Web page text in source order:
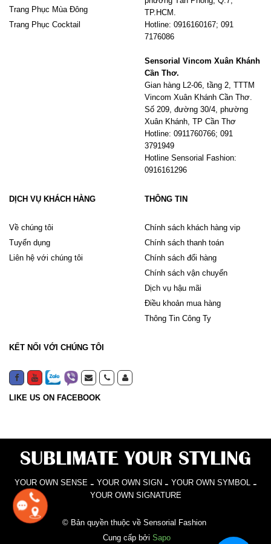
Trang Phục Mùa Đông
Trang Phục Cocktail
TP.HCM.
Hotline: 0916160167; 091
7176086
Sensorial Vincom Xuân Khánh
Cần Thơ.
Gian hàng L2-06, tầng 2, TTTM
Vincom Xuân Khánh Cần Thơ.
Số 209, đường 30/4, phường
Xuân Khánh, TP Cần Thơ
Hotline: 0911760766; 091
3791949
Hotline Sensorial Fashion:
0916161296
DỊCH VỤ KHÁCH HÀNG
Về chúng tôi
Tuyển dụng
Liên hệ với chúng tôi
THÔNG TIN
Chính sách khách hàng vip
Chính sách thanh toán
Chính sách đổi hàng
Chính sách vận chuyển
Dịch vụ hậu mãi
Điều khoản mua hàng
Thông Tin Công Ty
KẾT NỐI VỚI CHÚNG TÔI
LIKE US ON FACEBOOK
SUBLIMATE YOUR STYLING
YOUR OWN SENSE - YOUR OWN SIGN - YOUR OWN SYMBOL -
YOUR OWN SIGNATURE
© Bản quyền thuộc về Sensorial Fashion
Cung cấp bởi Sapo